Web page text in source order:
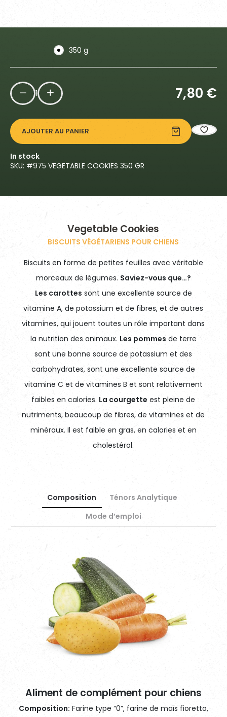
350 g
7,80 €
1
AJOUTER AU PANIER
In stock
SKU: #975 VEGETABLE COOKIES 350 GR
Vegetable Cookies
BISCUITS VÉGÉTARIENS POUR CHIENS
Biscuits en forme de petites feuilles avec véritable
morceaux de légumes. Saviez-vous que…?
Les carottes sont une excellente source de
vitamine A, de potassium et de fibres, et de autres
vitamines, qui jouent toutes un rôle important dans
la nutrition des animaux. Les pommes de terre
sont une bonne source de potassium et des
carbohydrates, sont une excellente source de
vitamine C et de vitamines B et sont relativement
faibles en calories. La courgette est pleine de
nutriments, beaucoup de fibres, de vitamines et de
minéraux. Il est faible en gras, en calories et en
cholestérol.
Composition
Ténors Analytique
Mode d’emploi
Aliment de complément pour chiens
Composition: Farine type “0”, farine de maïs fioretto,